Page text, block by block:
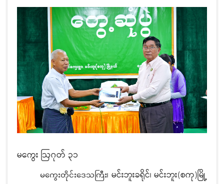
မကွေး ဩဂုတ် ၃၁
မကွေးတိုင်းဒေသကြီး၊ မင်းဘူးခရိုင်၊ မင်းဘူး(စကု)မြို့